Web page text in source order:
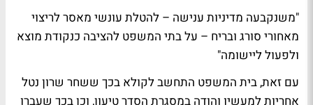
"משנקבעה מדיניות ענישה – להטלת עונשי מאסר לריצוי
מאחורי סורג ובריח – על בתי המשפט להציבה כנקודת מוצא
ולפעול ליישומה"
עם זאת, בית המשפט התחשב לקולא בכך ששחר שרון נטל
אחריות למעשיו והודה במסגרת הסדר טיעון, וכן בכך שעברו